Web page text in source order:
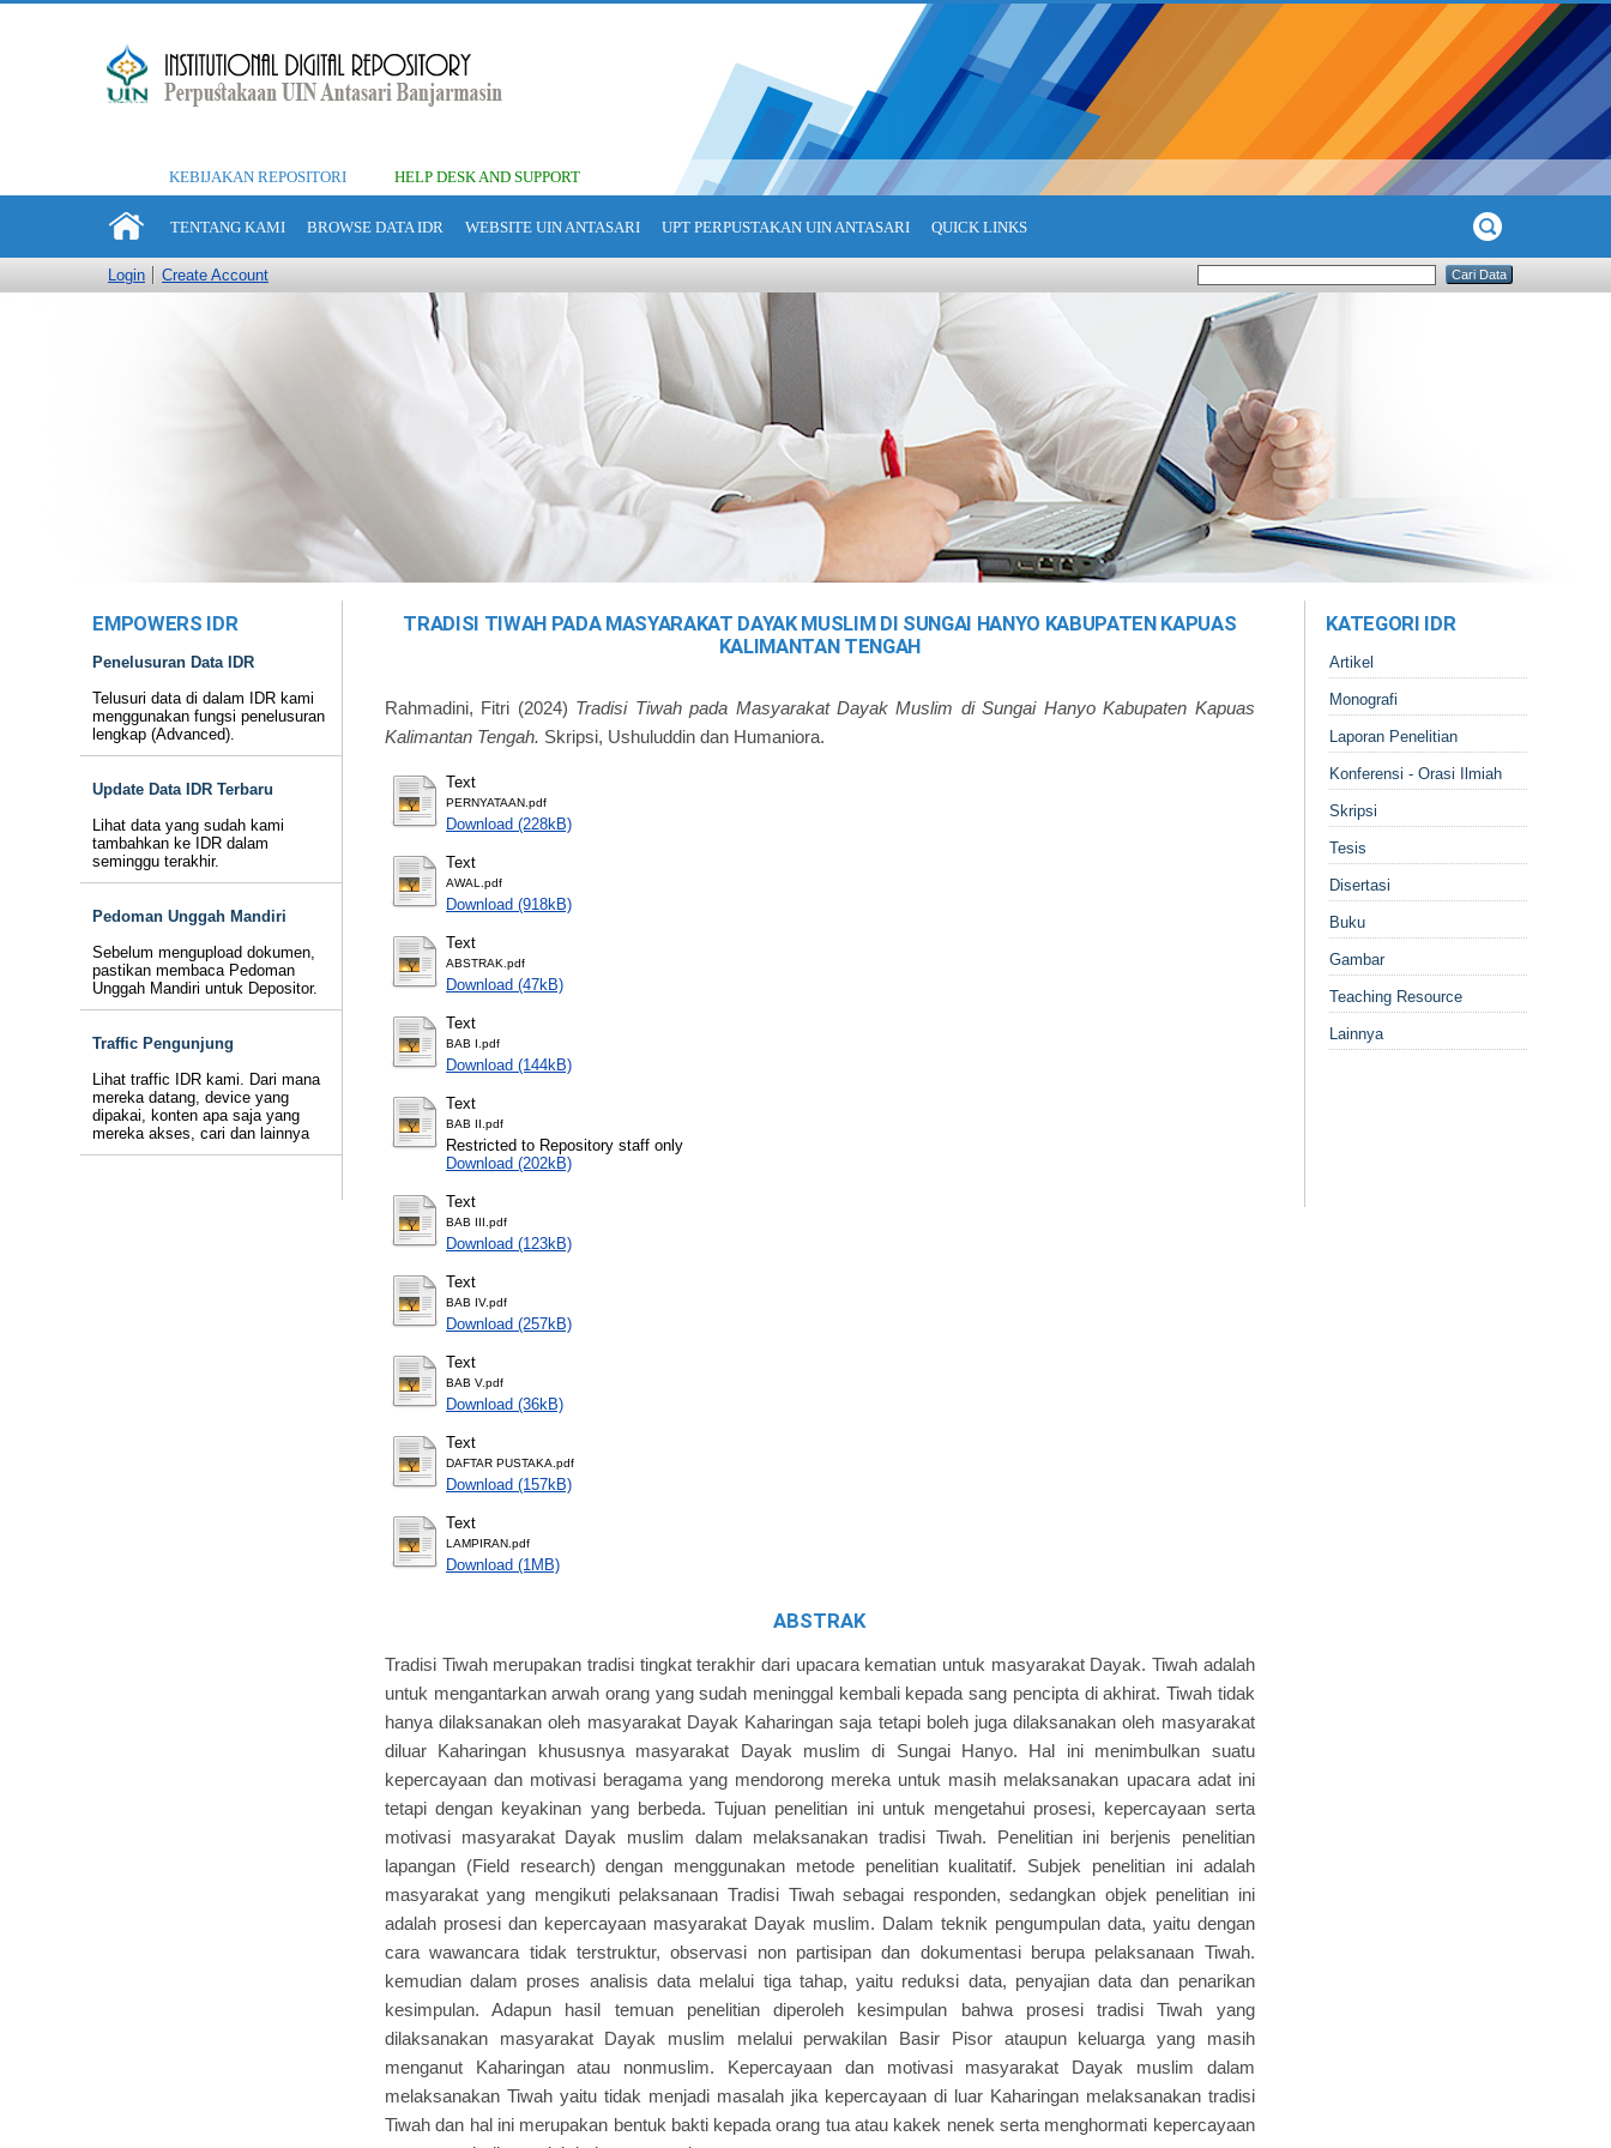
KEBIJAKAN REPOSITORI HELP DESK AND SUPPORT
TENTANG KAMI BROWSE DATA IDR WEBSITE UIN ANTASARI UPT PERPUSTAKAN UIN ANTASARI QUICK LINKS
Login Create Account
EMPOWERS IDR
Penelusuran Data IDR
Telusuri data di dalam IDR kami
menggunakan fungsi penelusuran
lengkap (Advanced).
Update Data IDR Terbaru
Lihat data yang sudah kami
tambahkan ke IDR dalam
seminggu terakhir.
Pedoman Unggah Mandiri
Sebelum mengupload dokumen,
pastikan membaca Pedoman
Unggah Mandiri untuk Depositor.
Traffic Pengunjung
Lihat traffic IDR kami. Dari mana
mereka datang, device yang
dipakai, konten apa saja yang
mereka akses, cari dan lainnya
TRADISI TIWAH PADA MASYARAKAT DAYAK MUSLIM DI SUNGAI HANYO KABUPATEN KAPUAS
KALIMANTAN TENGAH
Rahmadini, Fitri (2024) Tradisi Tiwah pada Masyarakat Dayak Muslim di Sungai Hanyo Kabupaten Kapuas
Kalimantan Tengah. Skripsi, Ushuluddin dan Humaniora.
Text
PERNYATAAN.pdf
Download (228kB)
Text
AWAL.pdf
Download (918kB)
Text
ABSTRAK.pdf
Download (47kB)
Text
BAB I.pdf
Download (144kB)
Text
BAB II.pdf
Restricted to Repository staff only
Download (202kB)
Text
BAB III.pdf
Download (123kB)
Text
BAB IV.pdf
Download (257kB)
Text
BAB V.pdf
Download (36kB)
Text
DAFTAR PUSTAKA.pdf
Download (157kB)
Text
LAMPIRAN.pdf
Download (1MB)
ABSTRAK
Tradisi Tiwah merupakan tradisi tingkat terakhir dari upacara kematian untuk masyarakat Dayak. Tiwah adalah
untuk mengantarkan arwah orang yang sudah meninggal kembali kepada sang pencipta di akhirat. Tiwah tidak
hanya dilaksanakan oleh masyarakat Dayak Kaharingan saja tetapi boleh juga dilaksanakan oleh masyarakat
diluar Kaharingan khususnya masyarakat Dayak muslim di Sungai Hanyo. Hal ini menimbulkan suatu
kepercayaan dan motivasi beragama yang mendorong mereka untuk masih melaksanakan upacara adat ini
tetapi dengan keyakinan yang berbeda. Tujuan penelitian ini untuk mengetahui prosesi, kepercayaan serta
motivasi masyarakat Dayak muslim dalam melaksanakan tradisi Tiwah. Penelitian ini berjenis penelitian
lapangan (Field research) dengan menggunakan metode penelitian kualitatif. Subjek penelitian ini adalah
masyarakat yang mengikuti pelaksanaan Tradisi Tiwah sebagai responden, sedangkan objek penelitian ini
adalah prosesi dan kepercayaan masyarakat Dayak muslim. Dalam teknik pengumpulan data, yaitu dengan
cara wawancara tidak terstruktur, observasi non partisipan dan dokumentasi berupa pelaksanaan Tiwah.
kemudian dalam proses analisis data melalui tiga tahap, yaitu reduksi data, penyajian data dan penarikan
kesimpulan. Adapun hasil temuan penelitian diperoleh kesimpulan bahwa prosesi tradisi Tiwah yang
dilaksanakan masyarakat Dayak muslim melalui perwakilan Basir Pisor ataupun keluarga yang masih
menganut Kaharingan atau nonmuslim. Kepercayaan dan motivasi masyarakat Dayak muslim dalam
melaksanakan Tiwah yaitu tidak menjadi masalah jika kepercayaan di luar Kaharingan melaksanakan tradisi
Tiwah dan hal ini merupakan bentuk bakti kepada orang tua atau kakek nenek serta menghormati kepercayaan
KATEGORI IDR
Artikel
Monografi
Laporan Penelitian
Konferensi - Orasi Ilmiah
Skripsi
Tesis
Disertasi
Buku
Gambar
Teaching Resource
Lainnya